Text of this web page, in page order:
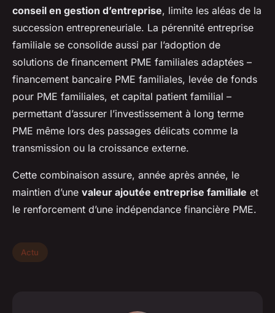
conseil en gestion d’entreprise, limite les aléas de la
succession entrepreneuriale. La pérennité entreprise
familiale se consolide aussi par l’adoption de
solutions de financement PME familiales adaptées –
financement bancaire PME familiales, levée de fonds
pour PME familiales, et capital patient familial –
permettant d’assurer l’investissement à long terme
PME même lors des passages délicats comme la
transmission ou la croissance externe.
Cette combinaison assure, année après année, le
maintien d’une valeur ajoutée entreprise familiale et
le renforcement d’une indépendance financière PME.
Actu